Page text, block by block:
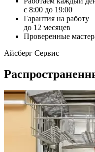
с 8:00 до 19:00
Гарантия на работу
до 12 месяцев
Проверенные
Айсберг Сервис